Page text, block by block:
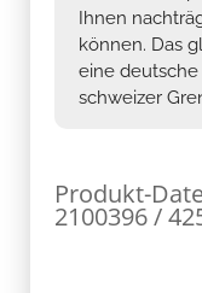
Ihnen
können. Das
eine
schweizer
Produkt-
2100396 /